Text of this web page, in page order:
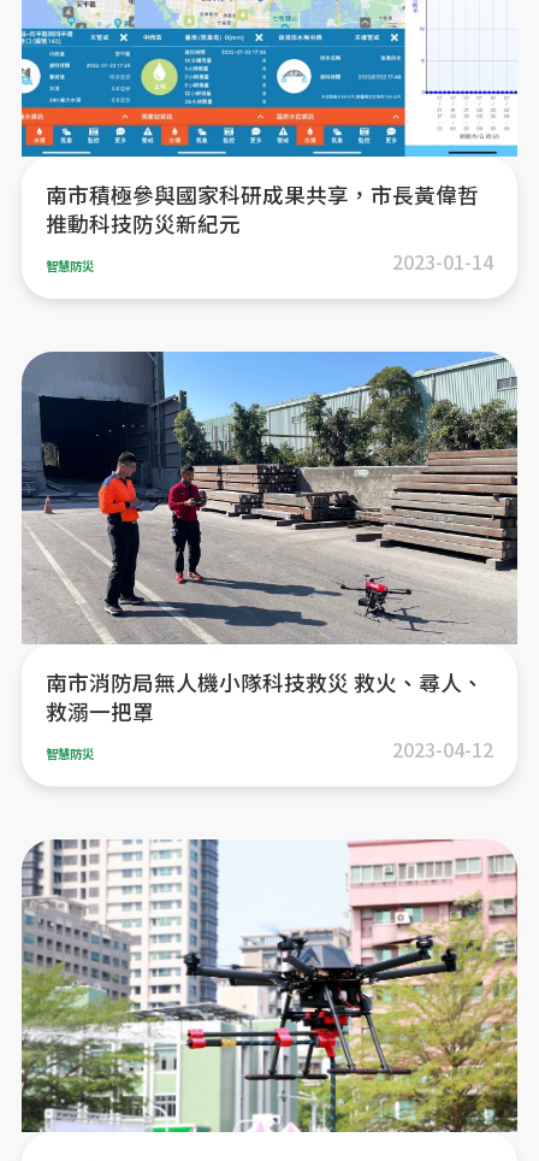
南市積極參與國家科研成果共享，市長黃偉哲
推動科技防災新紀元
智慧防災 2023-01-14
南市消防局無人機小隊科技救災 救火、尋人、
救溺一把罩
智慧防災 2023-04-12